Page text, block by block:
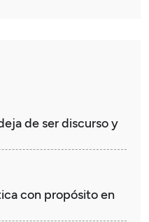
de ser discurso y
con propósito en